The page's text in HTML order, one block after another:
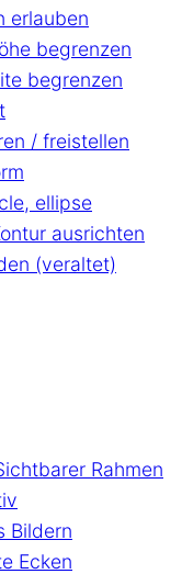
erlauben
begrenzen
begrenzen
/ freistellen
ellipse
ausrichten
(veraltet)
Rahmen
Bildern
Ecken